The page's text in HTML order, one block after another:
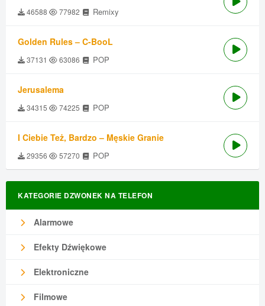
46588 77982 Remixy
Golden Rules – C-BooL
37131 63086 POP
Jerusalema
34315 74225 POP
I Ciebie Też, Bardzo – Męskie Granie
29356 57270 POP
KATEGORIE DZWONEK NA TELEFON
Alarmowe
Efekty Dźwiękowe
Elektroniczne
Filmowe